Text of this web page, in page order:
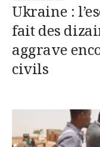
Ukraine :
fait des
aggrave
civils